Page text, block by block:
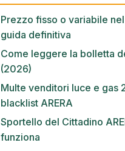
Prezzo fisso o variabile
guida definitiva
Come leggere la bolletta
(2026)
Multe venditori luce e gas
blacklist ARERA
Sportello del Cittadino
funziona